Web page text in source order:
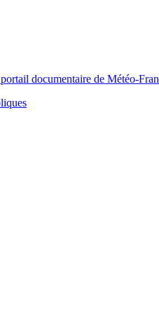
documentaire de Météo-